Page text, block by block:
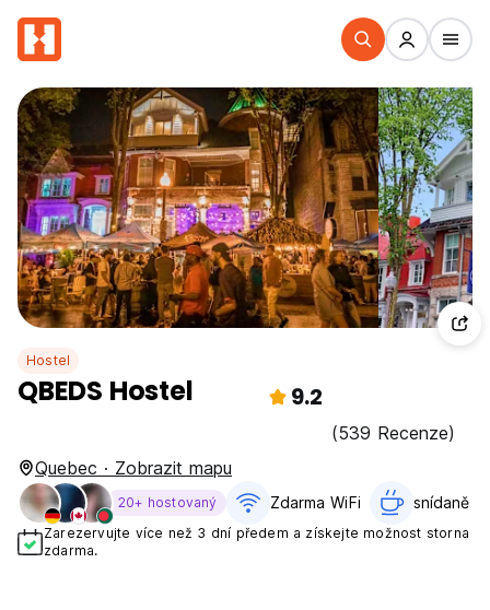
Hostel
QBEDS Hostel 9.2
(539 Recenze)
Quebec · Zobrazit mapu
20+ hostovaný Zdarma WiFi snídaně v
Zarezervujte více než 3 dní předem a získejte možnost storna
zdarma.